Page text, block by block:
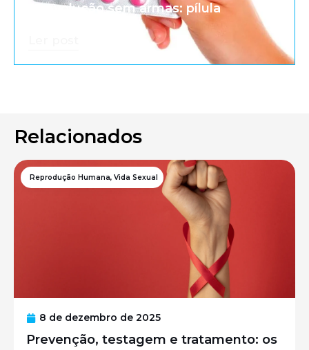
A revolução sem armas: pílula
Relacionados
Reprodução Humana, Vida Sexual
8 de dezembro de 2025
Prevenção, testagem e tratamento: os